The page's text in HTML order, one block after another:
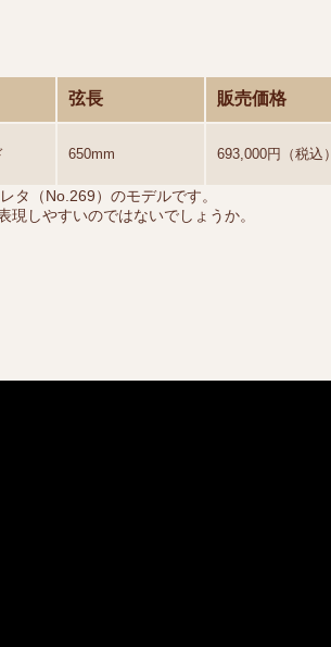
弦長 販売価格
650mm 693,000円（税込）
タ（No.269）のモデルです。
しやすいのではないでしょうか。